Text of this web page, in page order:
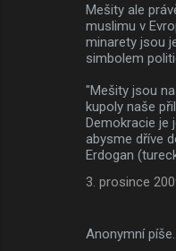
Mešity ale
muslimu v
minarety jsou
simbolem
"Mešity jsou
kupoly naše
Demokracie je
abysme dříve
Erdogan
3. prosince
Anonymní píše…